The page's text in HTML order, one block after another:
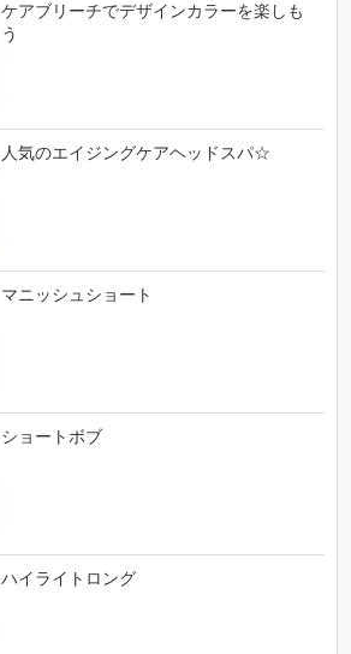
ケアブリーチでデザインカラーを楽しも
う
人気のエイジングケアヘッドスパ☆
マニッシュショート
ショートボブ
ハイライトロング